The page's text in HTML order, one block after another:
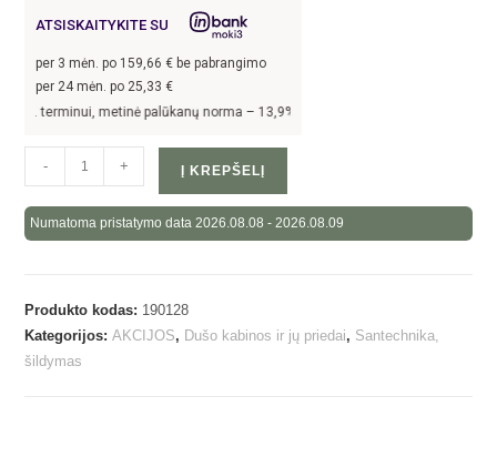
ATSISKAITYKITE SU
per 3 mėn. po 159,66 € be pabrangimo
per 24 mėn. po 25,33 €
terminui, metinė palūkanų norma –13,9%, sutarties sudarymo mokestis -
- + Į KREPŠELĮ
Numatoma pristatymo data 2026.08.08 - 2026.08.09
Produkto kodas: 190128
Kategorijos:AKCIJOS, Dušo kabinos ir jų priedai, Santechnika,
šildymas